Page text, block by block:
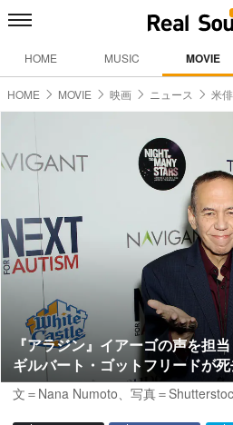
HOME MUSIC MOVIE
HOME MOVIE 映画 ニュース 米
『アラジン』イアーゴの声を担
ギルバート・ゴットフリードが
文＝Nana Numoto、写真＝